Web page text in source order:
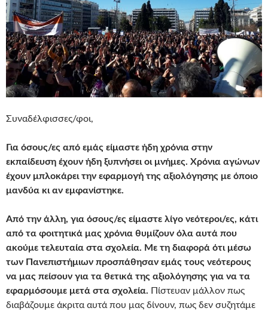
Συναδέλφισσες/φοι,
Για όσους/ες από εμάς είμαστε ήδη χρόνια στην
εκπαίδευση έχουν ήδη ξυπνήσει οι μνήμες. Χρόνια αγώνων
έχουν μπλοκάρει την εφαρμογή της αξιολόγησης με όποιο
μανδύα κι αν εμφανίστηκε.
Από την άλλη, για όσους/ες είμαστε λίγο νεότεροι/ες, κάτι
από τα φοιτητικά μας χρόνια θυμίζουν όλα αυτά που
ακούμε τελευταία στα σχολεία. Με τη διαφορά ότι μέσω
των Πανεπιστήμιων προσπάθησαν εμάς τους νεότερους
να μας πείσουν για τα θετικά της αξιολόγησης για να τα
εφαρμόσουμε μετά στα σχολεία. Πίστευαν μάλλον πως
διαβάζουμε άκριτα αυτά που μας δίνουν, πως δεν συζητάμε